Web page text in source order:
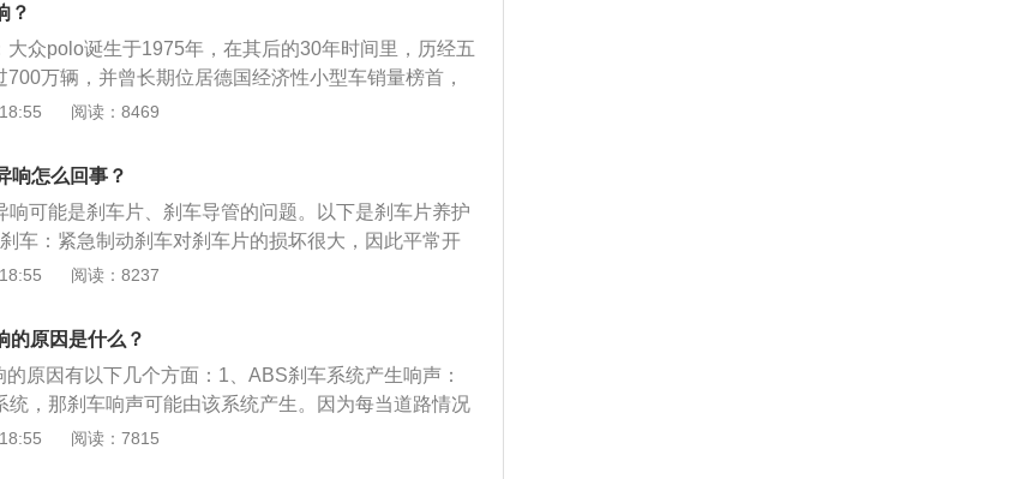
是正常的。踩刹车会有抖动感，是车辆ABS启动造成
方法：刹车踏板松紧无法调节，刹车踏板松动属于正常
重新安装。9、刹车盘固定螺丝丢失或磨损过大，与
解决方法：需重新安装固定螺丝。10、新制动片的磨
合好导致的，一般过了磨合期以后，这种吱吱的响声
。刹车油的维护重点是保证其不变质，尤其是要注意
5万公里就应更换刹车油一次，若长期在潮湿地区行
刹车调校，当刹车时汽车明显向左或向右跑偏，这是
车调校。
不含金属成份，所以就避免了传统金属刹车片与对偶件
互磨擦的金属嚣叫声。稳定的摩擦系数：普通刹车片摩
高造成制动过程中方向失控、烧片、刮伤刹车盘等不
度达到650度时，陶瓷刹车片的摩擦系数仍在0.45-0.5
？
大众polo诞生于1975年，在其后的30年时间里，历经五
万辆，并曾长期位居德国经济性小型车销量榜首，
子”。长期以来，Polo轿车也一直被视为经济型小型车
前脸上以几何梯形为基础的魅眼造型头灯组，和其内
分表达大众与众不同的独特韵味；左右个性化炫眼高穿
质；其中魅眼双圆晶钻前头灯内端嵌有大众logo，彰
阅读：8469
响怎么回事？
响可能是刹车片、刹车导管的问题。以下是刹车片养护
车：紧急制动刹车对刹车片的损坏很大，因此平常开
使用点刹的方式来刹车，这样对刹车片的磨损比较
后，再使用刹车来进一步减速或停车。开车时可以多减
车轮做定位：在车辆有跑偏等问题时，要及时给车辆
受损，而且会导致车辆某一边的刹车片过度磨损。
辆行驶4万公里或2年以上，刹车片磨损的比较厉害，
刹车片的厚度有没有减到最小的极限值，如果已经达
阅读：8237
的原因是什么？
原因有以下几个方面：1、ABS刹车系统产生响声：
统，那刹车响声可能由该系统产生。因为每当道路情况
发挥它的作用，因此这种情况产生异响时很正常。
阅读：7815